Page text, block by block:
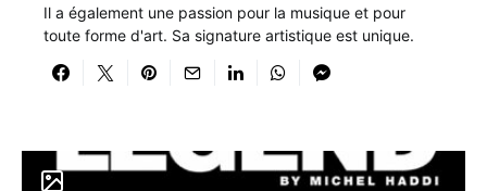
Il a également une passion pour la musique et pour
toute forme d'art. Sa signature artistique est unique.